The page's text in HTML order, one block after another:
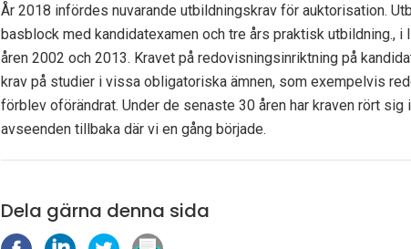
År 2018 infördes nuvarande utbildningskrav för auktorisation.
basblock med kandidatexamen och tre års praktisk utbildning.,
åren 2002 och 2013. Kravet på redovisningsinriktning på
krav på studier i vissa obligatoriska ämnen, som exempelvis
förblev oförändrat. Under de senaste 30 åren har kraven rört
avseenden tillbaka där vi en gång började.
Dela gärna denna sida
D
D
D
S